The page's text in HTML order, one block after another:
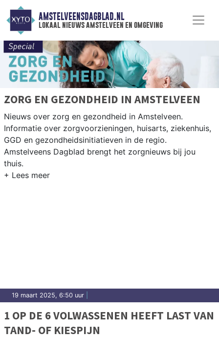
AMSTELVEENSDAGBLAD.NL
lokaal nieuws amstelveen en omgeving
ZORG EN GEZONDHEID IN AMSTELVEEN
Nieuws over zorg en gezondheid in Amstelveen.
Informatie over zorgvoorzieningen, huisarts, ziekenhuis,
GGD en gezondheidsinitiatieven in de regio.
Amstelveens Dagblad brengt het zorgnieuws bij jou
thuis.
19 maart 2025, 6:50 uur
1 OP DE 6 VOLWASSENEN HEEFT LAST VAN
TAND- OF KIESPIJN